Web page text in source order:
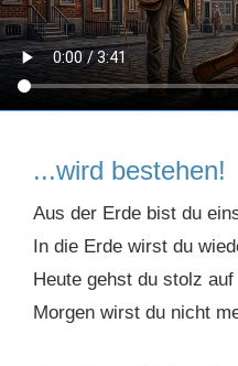
...wird bestehen!
Aus der Erde bist du
In die Erde wirst du
Heute gehst du stolz
Morgen wirst du nicht